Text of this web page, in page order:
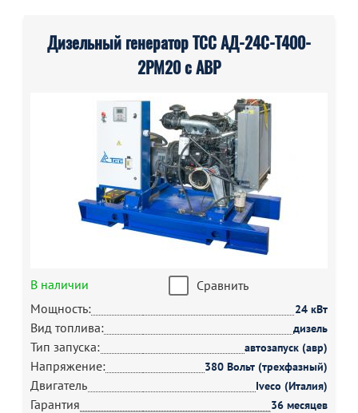
Дизельный генератор ТСС АД-24С-Т400-
2РМ20 с АВР
В наличии
Сравнить
Мощность:
24 кВт
Вид топлива: дизель
Тип запуска: автозапуск (авр)
Напряжение: 380 Вольт (трехфазный)
Двигатель Iveco (Италия)
Гарантия 36 месяцев